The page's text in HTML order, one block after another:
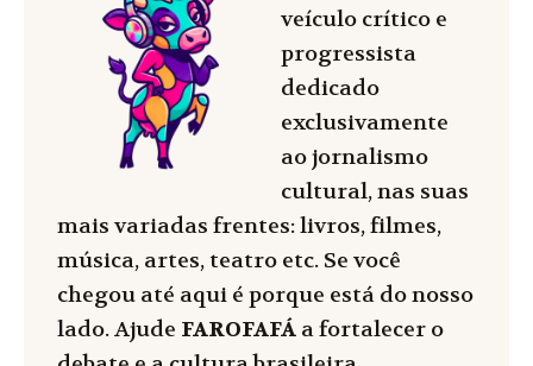
veículo crítico e
progressista
dedicado
exclusivamente
ao jornalismo
cultural, nas suas
mais variadas frentes: livros, filmes,
música, artes, teatro etc. Se você
chegou até aqui é porque está do nosso
lado. Ajude FAROFAFÁ a fortalecer o